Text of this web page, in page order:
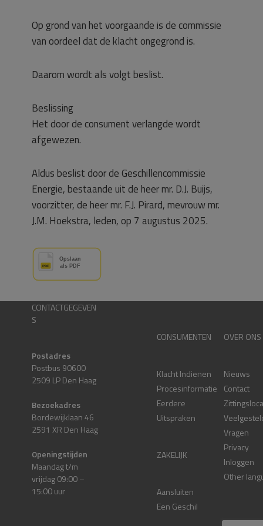
Op grond van het voorgaande is de commissie
van oordeel dat de klacht ongegrond is.
Daarom wordt als volgt beslist.
Beslissing
Het door de consument verlangde wordt
afgewezen.
Aldus beslist door de Geschillencommissie
Energie, bestaande uit de heer mr. D.J. Buijs,
voorzitter, de heer mr. F.J. Pirard, mevrouw mr.
J.M. Hoekstra, leden, op 7 augustus 2025.
CONTACTGEGEVEN
S
Postadres
Postbus 90600
2509 LP Den Haag
Bezoekadres
Bordewijklaan 46
2591 XR Den Haag
Openingstijden
Maandag t/m
vrijdag 09:00 –
15:00 uur
CONSUMENTEN
Klacht Indienen
Procesinformatie
Eerdere
Uitspraken
ZAKELIJK
Aansluiten
Een Geschil
OVER ONS
Nieuws
Contact
Vragen
Privacy
Inloggen
Other